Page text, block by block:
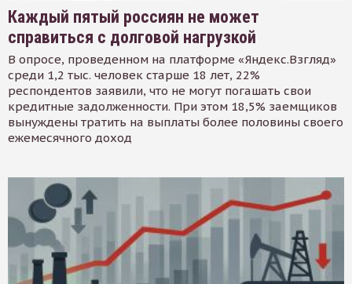
Каждый пятый россиян не может
справиться с долговой нагрузкой
В опросе, проведенном на платформе «Яндекс.Взгляд»
среди 1,2 тыс. человек старше 18 лет, 22%
респондентов заявили, что не могут погашать свои
кредитные задолженности. При этом 18,5% заемщиков
вынуждены тратить на выплаты более половины своего
ежемесячного доход